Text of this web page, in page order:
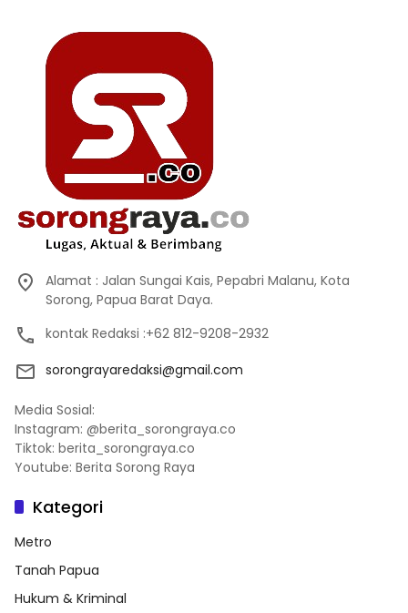
Alamat : Jalan Sungai Kais, Pepabri Malanu, Kota
Sorong, Papua Barat Daya.
kontak Redaksi :+62 812-9208-2932
sorongrayaredaksi@gmail.com
Media Sosial:
Instagram: @berita_sorongraya.co
Tiktok: berita_sorongraya.co
Youtube: Berita Sorong Raya
Kategori
Metro
Tanah Papua
Hukum & Kriminal